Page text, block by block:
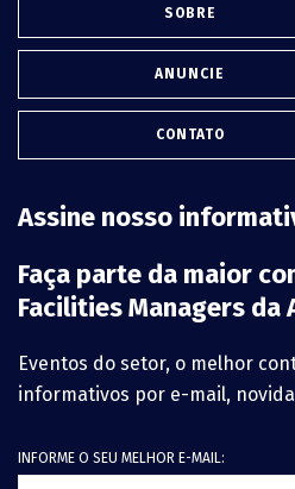
SOBRE
ANUNCIE
CONTATO
Assine nosso
Faça parte da maior
Facilities Managers da
Eventos do setor, o melhor
informativos por e-mail,
INFORME O SEU MELHOR E-MAIL: